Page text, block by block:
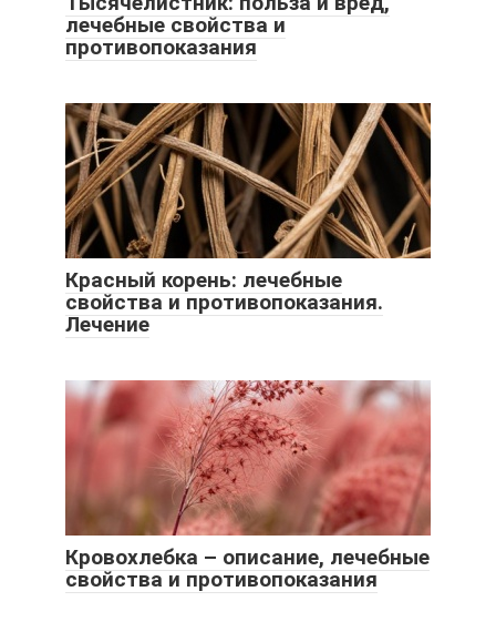
лечебные свойства и
противопоказания
Красный корень: лечебные
свойства и противопоказания.
Лечение
Кровохлебка – описание, лечебные
свойства и противопоказания